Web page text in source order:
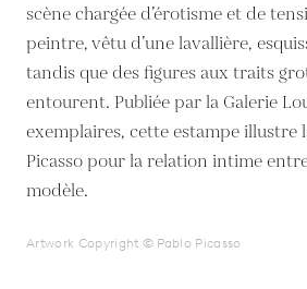
scène chargée d’érotisme et de
peintre, vêtu d’une lavallière,
tandis que des figures aux traits
entourent. Publiée par la Galerie
exemplaires, cette estampe illustre
Picasso pour la relation intime
modèle.
Artwork Copyright © Pablo Picasso